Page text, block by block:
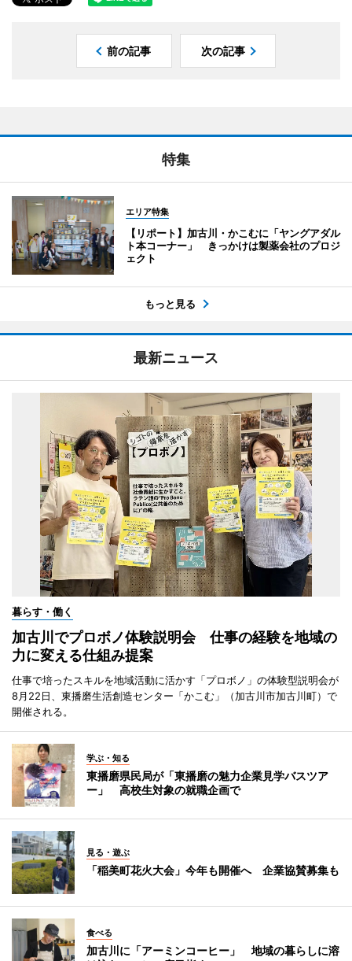
前の記事 次の記事
特集
エリア特集
【リポート】加古川・かこむに「ヤングアダル
ト本コーナー」 きっかけは製薬会社のプロジ
ェクト
もっと見る
最新ニュース
暮らす・働く
加古川でプロボノ体験説明会 仕事の経験を地域の
力に変える仕組み提案
仕事で培ったスキルを地域活動に活かす「プロボノ」の体験型説明会が
8月22日、東播磨生活創造センター「かこむ」（加古川市加古川町）で
開催される。
学ぶ・知る
東播磨県民局が「東播磨の魅力企業見学バスツア
ー」 高校生対象の就職企画で
見る・遊ぶ
「稲美町花火大会」今年も開催へ 企業協賛募集も
食べる
加古川に「アーミンコーヒー」 地域の暮らしに溶